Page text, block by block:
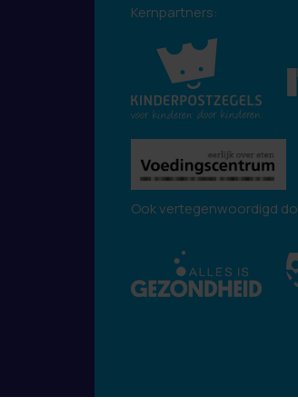
Kernpartners:
Ook vertegenwoordigd